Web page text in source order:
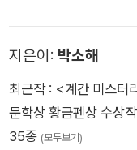
성지 순례 겸 야유회에
남자가 길옆에 서 있는
사제가 되지 못한 채
지은이: 박소해
최근작 : <계간 미스터
문학상 황금펜상 수상
35종 (모두보기)